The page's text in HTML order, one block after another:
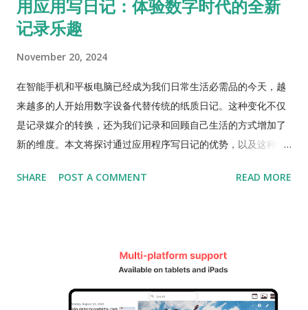
户收取费用或带来不便。名副其实的“Good”应用！ 标签与搜索
功能 - 系统化管理个人记录 通过标签，可以轻松找到相似主题的
Goodiary
用应用写日记：体验数字时代的全新
记录乐趣
November 20, 2024
在智能手机和平板电脑已经成为我们日常生活必需品的今天，越
来越多的人开始用数字设备代替传统的纸质日记。这种变化不仅
是记录媒介的转换，还为我们记录和回顾自己生活的方式增加了
新的维度。本文将探讨通过应用程序写日记的优势，以及这种方
大优势之一是可以随时随地记录。与纸质日记需要随身携带的麻
了日记书写的可及性。 2. 多种记录形式：不仅限于文字，还包括
数字日记应用允许以多种形式记录生活。您可以用照片或视频捕
SHARE POST A COMMENT READ MORE